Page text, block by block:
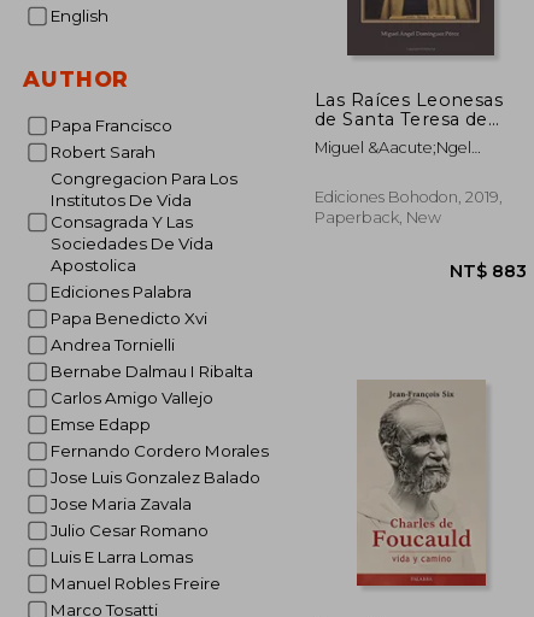
English
AUTHOR
Papa Francisco
Robert Sarah
Congregacion Para Los
Institutos De Vida
Consagrada Y Las
Sociedades De Vida
Apostolica
Ediciones Palabra
Papa Benedicto Xvi
Andrea Tornielli
Bernabe Dalmau I Ribalta
Carlos Amigo Vallejo
Emse Edapp
Fernando Cordero Morales
Jose Luis Gonzalez Balado
Jose Maria Zavala
Julio Cesar Romano
Luis E Larra Lomas
Manuel Robles Freire
Marco Tosatti
Las Raíces Leonesas
de Santa Teresa de
Jesús en Quintana del
Castillo (in Spanish)
Miguel &Aacute;Ngel
P&Eacute;Rez
Ediciones Bohodon, 2019,
Paperback, New